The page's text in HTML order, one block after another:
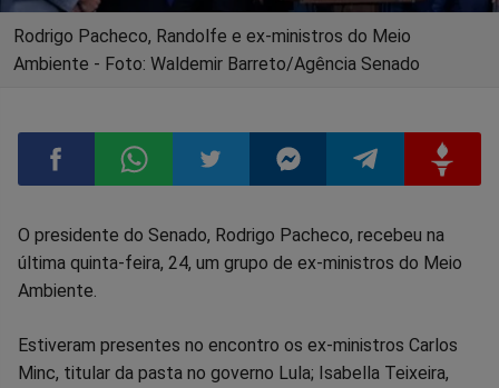
Rodrigo Pacheco, Randolfe e ex-ministros do Meio
Ambiente - Foto: Waldemir Barreto/Agência Senado
Compartilhar
no
Facebook
Compartilhar
Whatsapp
Compartilhar
Twitter
Compartilhar
Messenger
Compartilhar
TelegramGettr
O presidente do Senado, Rodrigo Pacheco, recebeu na
última quinta-feira, 24, um grupo de ex-ministros do Meio
Ambiente.
Estiveram presentes no encontro os ex-ministros Carlos
Minc, titular da pasta no governo Lula; Isabella Teixeira,